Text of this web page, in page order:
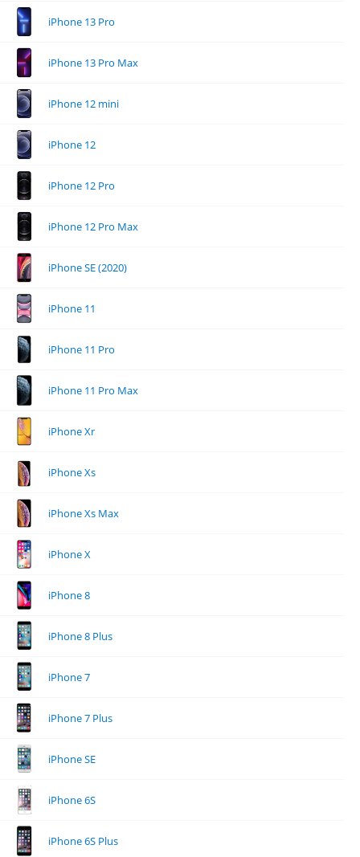
iPhone 13 Pro
iPhone 13 Pro Max
iPhone 12 mini
iPhone 12
iPhone 12 Pro
iPhone 12 Pro Max
iPhone SE (2020)
iPhone 11
iPhone 11 Pro
iPhone 11 Pro Max
iPhone Xr
iPhone Xs
iPhone Xs Max
iPhone X
iPhone 8
iPhone 8 Plus
iPhone 7
iPhone 7 Plus
iPhone SE
iPhone 6S
iPhone 6S Plus